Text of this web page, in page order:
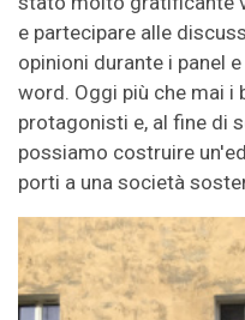
e partecipare alle
opinioni durante i panel
word. Oggi più che mai i
protagonisti e, al fine di
possiamo costruire
porti a una società